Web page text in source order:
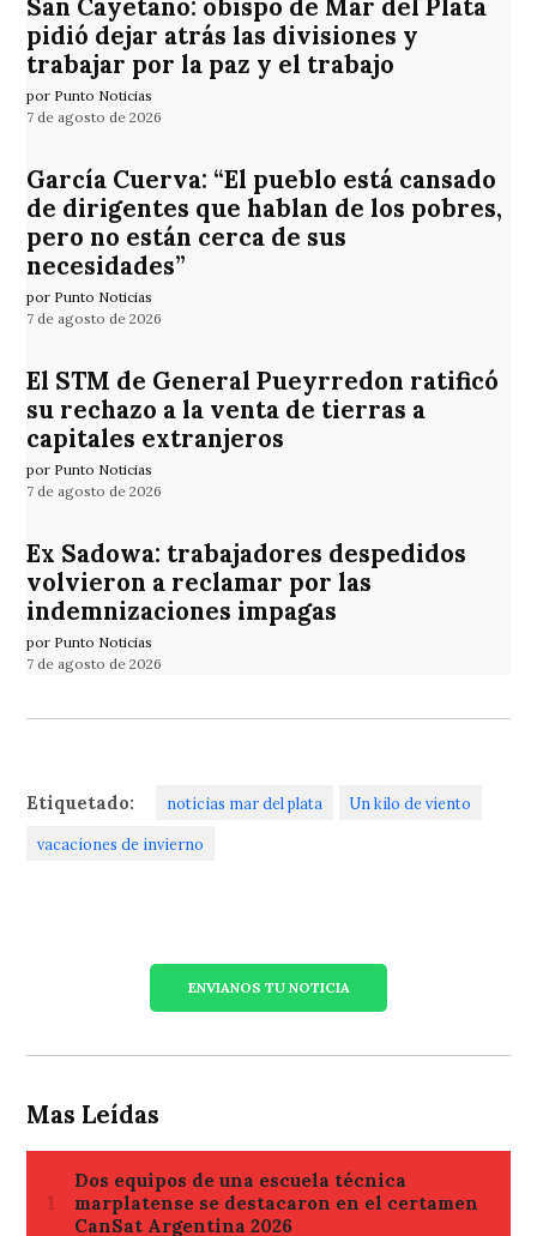
San Cayetano: obispo de Mar del Plata
pidió dejar atrás las divisiones y
trabajar por la paz y el trabajo
por Punto Noticias
7 de agosto de 2026
García Cuerva: “El pueblo está cansado
de dirigentes que hablan de los pobres,
pero no están cerca de sus
necesidades”
por Punto Noticias
7 de agosto de 2026
El STM de General Pueyrredon ratificó
su rechazo a la venta de tierras a
capitales extranjeros
por Punto Noticias
7 de agosto de 2026
Ex Sadowa: trabajadores despedidos
volvieron a reclamar por las
indemnizaciones impagas
por Punto Noticias
7 de agosto de 2026
Etiquetado: noticias mar del plata Un kilo de viento
vacaciones de invierno
ENVIANOS TU NOTICIA
Mas Leídas